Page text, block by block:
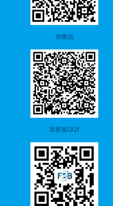
加微信
加客服QQ1